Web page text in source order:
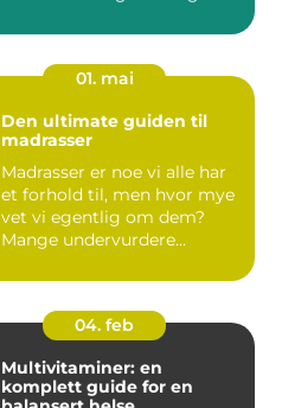
01. mai
Den ultimate guiden til
madrasser
Madrasser er noe vi alle har
et forhold til, men hvor mye
vet vi egentlig om dem?
Mange undervurdere...
04. feb
Multivitaminer: en
komplett guide for en